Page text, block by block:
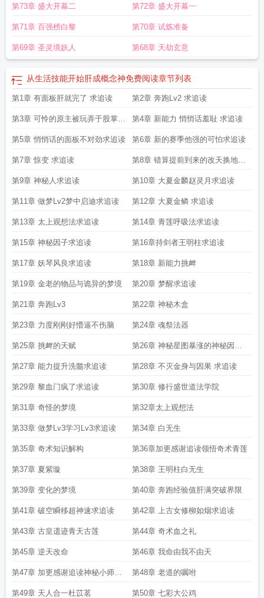
第73章 盛大开幕二 第72章 盛大开幕一
第71章 百强榜白黎 第70章 试炼准备
第69章 圣灵境妖人 第68章 天劫玄意
从生活技能开始肝成概念神免费阅读章节列表
第1章 有面板肝就完了 求追读 第2章 奔跑Lv2 求追读
第3章 可怜的原主被玩弄于股掌之
间求追读
第4章 新能力 悄悄话羞耻 求追读
第5章 悄悄话的面板不对劲求追读 第6章 新的赛季他强的可怕求追读
第7章 惊变 求追读 第8章 错算提前到来的改天换地求
追读
第9章 神秘人求追读 第10章 大夏金麟赵灵月求追读
第11章 做梦Lv2梦中启迪求追读 第12章 大夏金鳞 求追读
第13章 太上观想法求追读 第14章 青莲呼吸法求追读
第15章 神秘因子求追读 第16章持剑者王明柱求追读
第17章 妖琴风良求追读 第18章 新能力挑衅
第19章 金老的物品与诡异的梦境 第20章 梦醒求追读
第21章 奔跑Lv3 第22章 神秘木盒
第23章 力度刚刚好懵逼不伤脑 第24章 魂祭法器
第25章 挑衅的天赋 第26章 神秘星图暴涨的神秘因子
求追读
第27章 能力提升洗髓求追读 第28章 不灭金身与因果 求追读
第29章 黎血门疯了求追读 第30章 修行盛世道法学院
第31章 奇怪的梦境 第32章太上观想法
第33章 做梦Lv3学习Lv3求追读 第34章 白无生
第35章 奇术知识解构 第36章加更感谢追读领悟奇术青莲
第37章 夏紫璇 第38章 王明柱白无生
第39章 变化的梦境 第40章 奔跑经验值肝满突破界限
第41章 破空瞬移超神速求追读 第42章 上古女修柳如烟求追读
第43章 古皇遗迹青天古莲 第44章 奇术血之礼
第45章 逆天改命 第46章 我命由我不由天
第47章 加更感谢追读神秘小师姐
求追读
第48章 老道的嘱咐
第49章 天人合一杜苡茗 第50章 七彩大公鸡